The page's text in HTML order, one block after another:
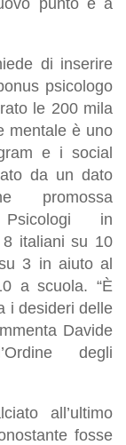
di inserire
psicologo
le 200 mila
mentale è uno
e i social
da un dato
promossa
in
8 italiani su 10
3 in aiuto al
a scuola. “È
i desideri delle
Davide
degli
all’ultimo
fosse